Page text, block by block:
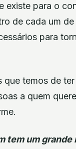
existe para o
de cada um
para
temos de
a quem
tem um grande